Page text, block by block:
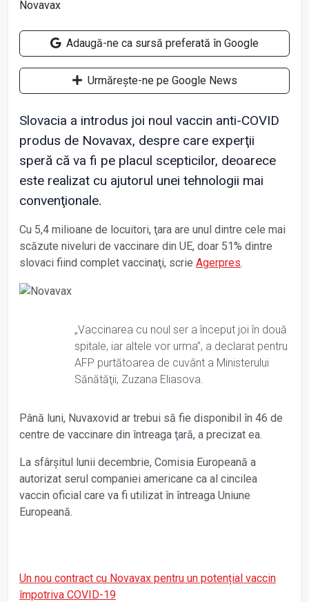
Adaugă-ne ca sursă preferată în Google
Urmărește-ne pe Google News
Slovacia a introdus joi noul vaccin anti-COVID
produs de Novavax, despre care experţii
speră că va fi pe placul scepticilor, deoarece
este realizat cu ajutorul unei tehnologii mai
convenţionale.
Cu 5,4 milioane de locuitori, ţara are unul dintre cele mai
scăzute niveluri de vaccinare din UE, doar 51% dintre
slovaci fiind complet vaccinaţi, scrie Agerpres.
„Vaccinarea cu noul ser a început joi în două
spitale, iar altele vor urma”, a declarat pentru
AFP purtătoarea de cuvânt a Ministerului
Sănătăţii, Zuzana Eliasova.
Până luni, Nuvaxovid ar trebui să fie disponibil în 46 de
centre de vaccinare din întreaga ţară, a precizat ea.
La sfârşitul lunii decembrie, Comisia Europeană a
autorizat serul companiei americane ca al cincilea
vaccin oficial care va fi utilizat în întreaga Uniune
Europeană.
Un nou contract cu Novavax pentru un potențial vaccin
împotriva COVID-19